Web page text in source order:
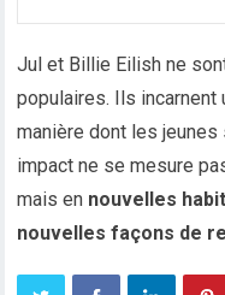
Jul et Billie Eilish ne
populaires. Ils incarnent
manière dont les jeunes
impact ne se mesure
mais en nouvelles
nouvelles façons de